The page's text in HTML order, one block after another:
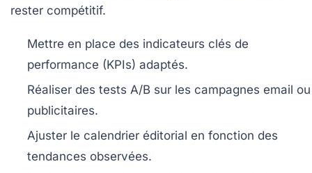
rester compétitif.
Mettre en place des indicateurs clés de
performance (KPIs) adaptés.
Réaliser des tests A/B sur les campagnes email ou
publicitaires.
Ajuster le calendrier éditorial en fonction des
tendances observées.